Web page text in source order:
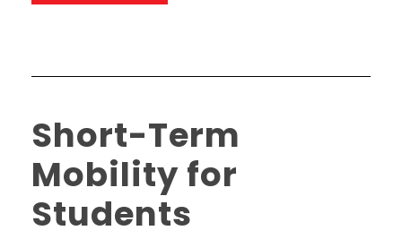
Short-Term
Mobility for
Students